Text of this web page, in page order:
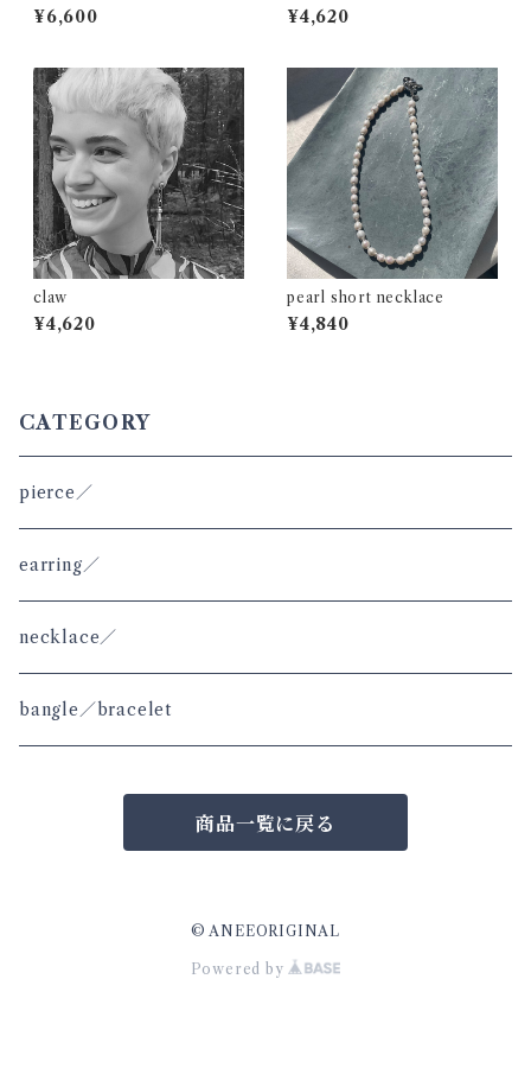
¥6,600 ¥4,620
claw
¥4,620
pearl short necklace
¥4,840
CATEGORY
pierce／
earring／
necklace／
bangle／bracelet
商品一覧に戻る
© ANEEORIGINAL
Powered by